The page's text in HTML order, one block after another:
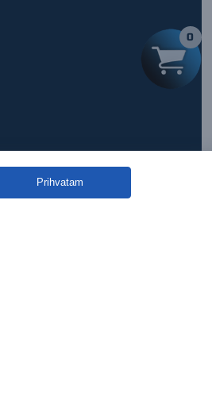
0
Prihvatam